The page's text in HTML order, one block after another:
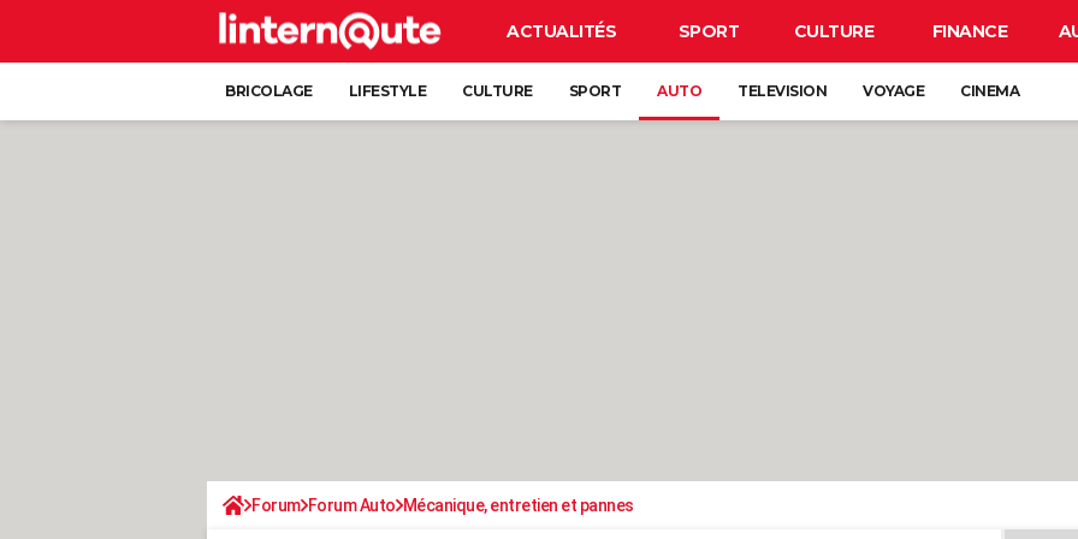
ACTUALITÉS SPORT CULTURE FINANCE
BRICOLAGE LIFESTYLE CULTURE SPORT AUTO TELEVISION VOYAGE CINEMA
Forum Forum Auto Mécanique, entretien et pannes